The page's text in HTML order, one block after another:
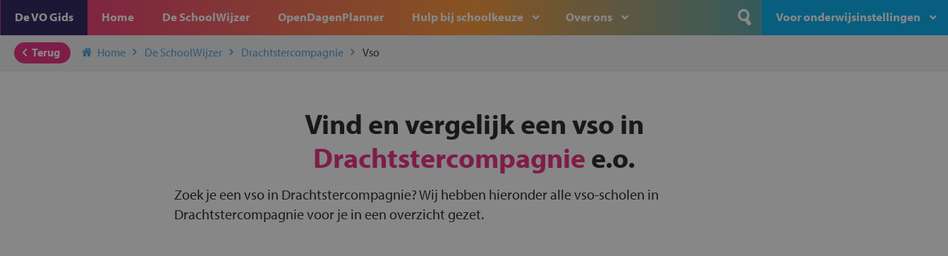
De VO Gids Home De SchoolWijzer OpenDagenPlanner Hulp bij schoolkeuze Over ons Voor onderwijsinstellingen
Terug Home De SchoolWijzer Drachtstercompagnie Vso
Vind en vergelijk een vso in
Drachtstercompagniee.o.
Zoek je een vso in Drachtstercompagnie? Wij hebben hieronder alle vso-scholen in
Drachtstercompagnie voor je in een overzicht gezet.